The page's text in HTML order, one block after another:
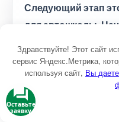
Следующий этап
для автошколы.
У каждого такого
Здравствуйте! Этот сайт
сервис Яндекс.Метрика,
используя сайт, ы даете
Оставьте
заявку